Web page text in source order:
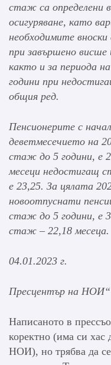
стаж са определени
осигуряване, като
необходимите
при завършено висше
както и за периода
години при
общия ред.
Пенсионерите с
деветмесечието на
стаж до 5 години, е
месеци недостигащ
е 23,25. За цялата
новоотпуснати
стаж до 5 години, е
стаж – 22,18 месеца.
04.01.2023 г.
Пресцентър на НОИ“
Написаното в
коректно (има си хас
НОИ), но трябва да